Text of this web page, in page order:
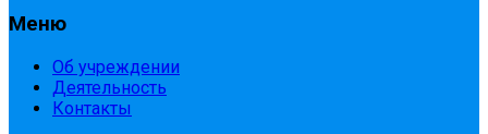
Меню
Об учреждении
Деятельность
Контакты